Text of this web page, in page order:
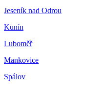
Jeseník nad Odrou
Kunín
Luboměř
Mankovice
Spálov